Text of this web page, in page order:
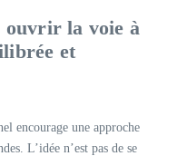
ouvrir la voie à
et
encourage une approche
L’idée n’est pas de se